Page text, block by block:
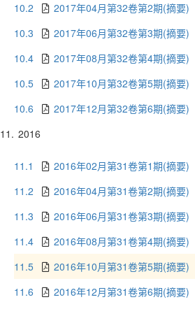
10.2
2017年04月第32卷第2期(摘要)
10.3
2017年06月第32卷第3期(摘要)
10.4
2017年08月第32卷第4期(摘要)
10.5
2017年10月第32卷第5期(摘要)
10.6
2017年12月第32卷第6期(摘要)
11. 2016
11.1
2016年02月第31卷第1期(摘要)
11.2
2016年04月第31卷第2期(摘要)
11.3
2016年06月第31卷第3期(摘要)
11.4
2016年08月第31卷第4期(摘要)
11.5
2016年10月第31卷第5期(摘要)
11.6
2016年12月第31卷第6期(摘要)